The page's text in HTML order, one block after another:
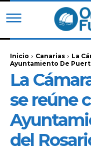
Inicio Canarias
La
Ayuntamiento De
La
se reúne
del